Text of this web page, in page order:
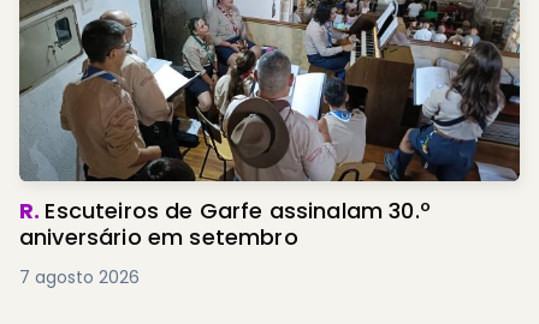
R. Escuteiros de Garfe assinalam 30.º
aniversário em setembro
7 agosto 2026